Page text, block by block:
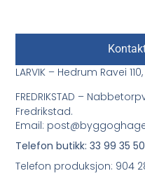
LARVIK – Hedrum Ravei 110,
FREDRIKSTAD –
Fredrikstad.
Email:
Telefon butikk: 33 99 35 50
Telefon produksjon: 904